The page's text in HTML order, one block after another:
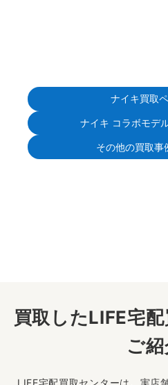
ナイキ買取
ナイキ コラボモデ
その他の買取事
買取したLIFE宅
ご
LIFE宅配買取センターは、実店